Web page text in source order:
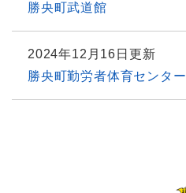
勝央町武道館
2024年12月16日更新
勝央町勤労者体育センター